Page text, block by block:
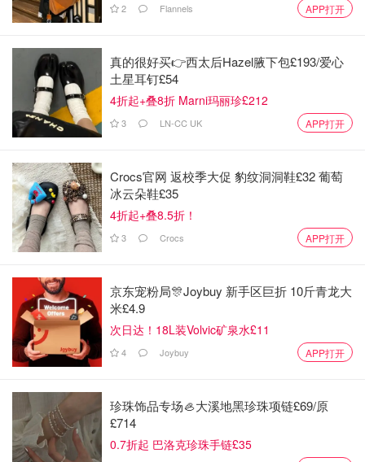
2 Flannels APP打开
真的很好买👉西太后Hazel腋下包£193/爱心
土星耳钉£54
4折起+叠8折 Marni玛丽珍£212
3 LN-CC UK APP打开
Crocs官网 返校季大促 豹纹洞洞鞋£32 葡萄
冰云朵鞋£35
4折起+叠8.5折！
3 Crocs APP打开
京东宠粉局🎊Joybuy 新手区巨折 10斤青龙大
米£4.9
次日达！18L装Volvic矿泉水£11
4 Joybuy APP打开
珍珠饰品专场🦪大溪地黑珍珠项链£69/原
£714
0.7折起 巴洛克珍珠手链£35